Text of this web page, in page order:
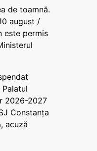
de toamnă.
august /
este permis
2026-2027
Constanța
acuză